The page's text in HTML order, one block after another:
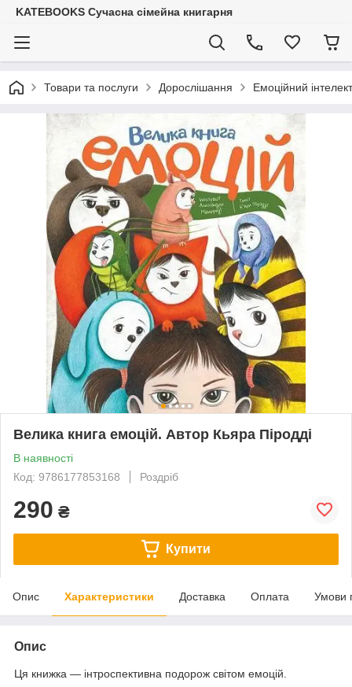
KATEBOOKS Сучасна сімейна книгарня
Товари та послуги Дорослішання Емоційний
Велика книга емоцій. Автор Кьяра Піродді
В наявності
Код: 9786177853168
Роздріб
290 ₴
Купити
Опис Характеристики Доставка Оплата Умови
Опис
Ця книжка — інтроспективна подорож світом емоцій.